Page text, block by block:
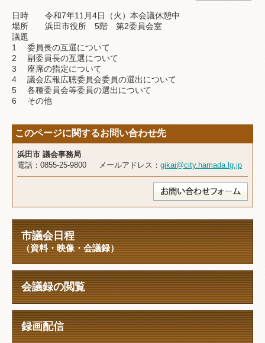
請願・陳情・傍聴
広報・広聴・録画配信
議会の取組
日時 令和7年11月4日（火）本会議休憩中
場所 浜田市役所 5階 第2委員会室
議題
1 委員長の互選について
2 副委員長の互選について
3 座席の指定について
4 議会広報広聴委員会委員の選出について
5 各種委員会等委員の選出について
6 その他
このページに関するお問い合わせ先
浜田市 議会事務局
電話：0855-25-9800 メールアドレス： gikai@city.hamada.lg.jp
市議会日程
（資料・映像・会議録）
会議録の閲覧
録画配信